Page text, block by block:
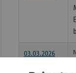
03.03.2026